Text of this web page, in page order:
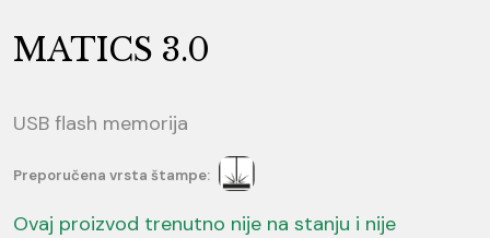
MATICS 3.0
USB flash memorija
Preporučena vrsta štampe:
Ovaj proizvod trenutno nije na stanju i nije